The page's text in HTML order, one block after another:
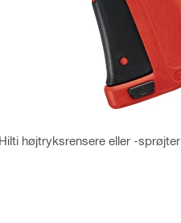
højtryksrensere eller -sprøjter